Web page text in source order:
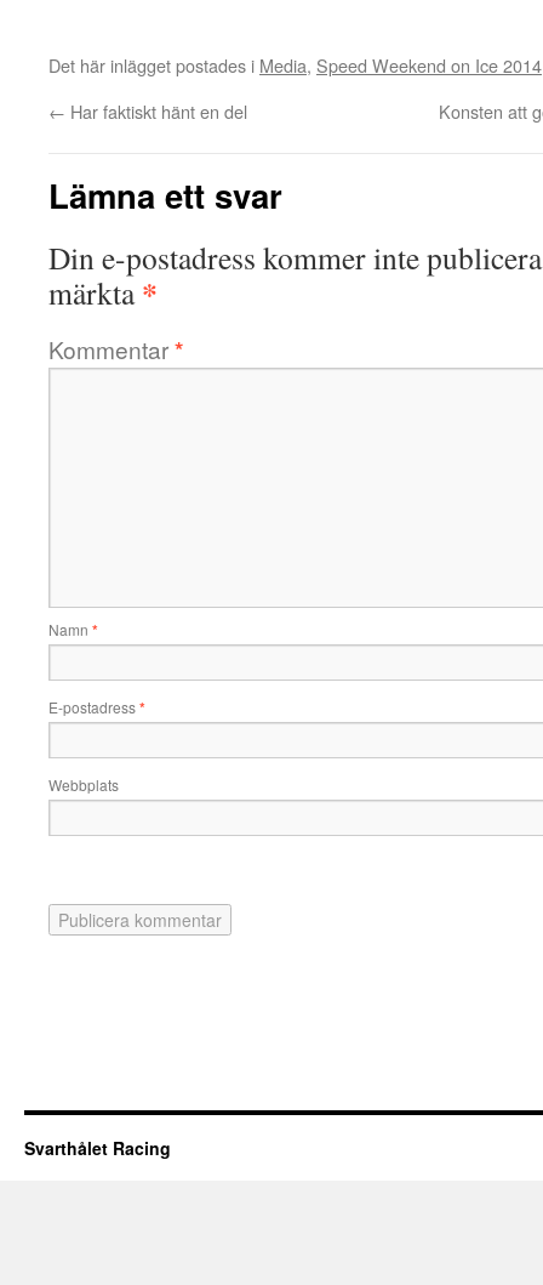
Det här inlägget postades i Media, Speed Weekend on Ice 2014
← Har faktiskt hänt en del Konsten att
Lämna ett svar
Din e-postadress kommer inte
märkta*
Kommentar*
Namn *
E-postadress*
Webbplats
Svarthålet Racing